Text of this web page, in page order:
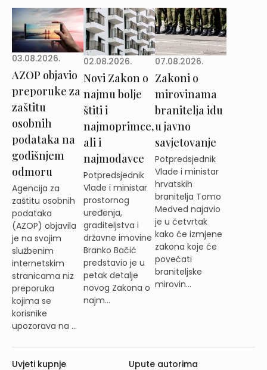
03.08.2026.
AZOP objavio
preporuke za
zaštitu
osobnih
podataka na
godišnjem
odmoru
Agencija za
zaštitu osobnih
podataka
(AZOP) objavila
je na svojim
službenim
internetskim
stranicama niz
preporuka
kojima se
korisnike
upozorava na ...
02.08.2026.
Novi Zakon o
najmu bolje
štiti i
najmoprimce,
ali i
najmodavce
Potpredsjednik
Vlade i ministar
prostornog
uređenja,
graditeljstva i
državne imovine
Branko Bačić
predstavio je u
petak detalje
novog Zakona o
najm...
07.08.2026.
Zakoni o
mirovinama
branitelja idu
u javno
savjetovanje
Potpredsjednik
Vlade i ministar
hrvatskih
branitelja Tomo
Medved najavio
je u četvrtak
kako će izmjene
zakona koje će
povećati
braniteljske
mirovin...
Uvjeti kupnje Upute autorima